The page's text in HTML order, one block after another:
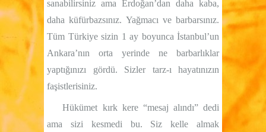
sanabilirsiniz ama Erdoğan’dan daha kaba,
daha küfürbazsınız. Yağmacı ve barbarsınız.
Tüm Türkiye sizin 1 ay boyunca İstanbul’un
Ankara’nın orta yerinde ne barbarlıklar
yaptığınızı gördü. Sizler tarz-ı hayatınızın
faşistlerisiniz.
Hükümet kırk kere “mesaj alındı” dedi
ama sizi kesmedi bu. Siz kelle almak